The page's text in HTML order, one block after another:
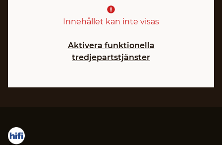
Innehållet kan inte visas
Aktivera funktionella
tredjepartstjänster